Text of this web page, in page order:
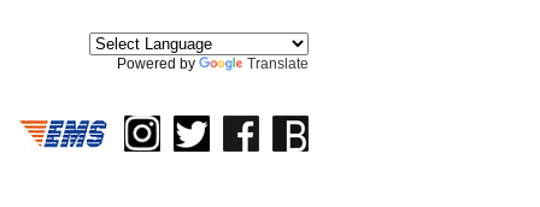
Powered by Translate